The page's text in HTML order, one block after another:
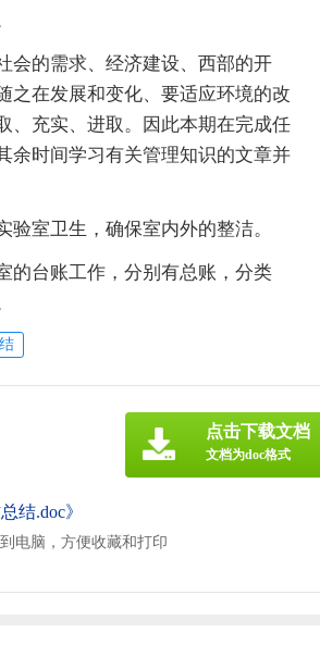
会的需求、经济建设、西部的开
之在发展和变化、要适应环境的改
、充实、进取。因此本期在完成任
余时间学习有关管理知识的文章并
验室卫生，确保室内外的整洁。
的台账工作，分别有总账，分类
结.doc》
电脑，方便收藏和打印
点击下载文档
文档为doc格式